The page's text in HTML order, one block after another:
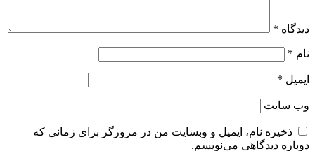
دیدگاه *
نام *
ایمیل *
وب‌ سایت
ذخیره نام، ایمیل و وبسایت من در مرورگر برای زمانی که
دوباره دیدگاهی می‌نویسم.